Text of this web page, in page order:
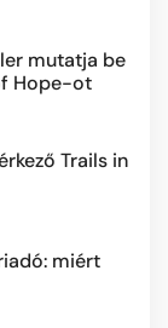
mutatja be
Hope-ot
Trails in
miért